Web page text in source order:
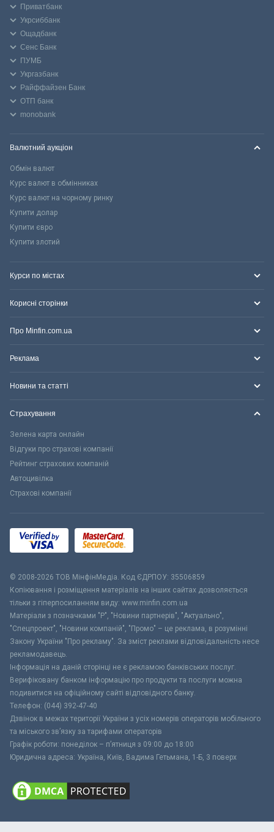
Приватбанк
Укрсиббанк
Ощадбанк
Сенс Банк
ПУМБ
Укргазбанк
Райффайзен Банк
ОТП банк
monobank
Валютний аукціон
Обмін валют
Курс валют в обмінниках
Курс валют на чорному ринку
Купити долар
Купити євро
Купити злотий
Курси по містах
Корисні сторінки
Про Minfin.com.ua
Реклама
Новини та статті
Страхування
Зелена карта онлайн
Відгуки про страхові компанії
Рейтинг страхових компаній
Автоцивілка
Страхові компанії
© 2008-2026 ТОВ МiнфiнМедiа. Код ЄДРПОУ: 35506859
Копіювання і розміщення матеріалів на інших сайтах дозволяється
тільки з гіперпосиланням виду: www.minfin.com.ua
Матеріали з позначками "Р", "Новини партнерів", "Актуально",
"Спецпроект", "Новини компаній", "Промо" – це реклама, в розумінні
Закону України "Про рекламу". За зміст реклами відповідальність несе
рекламодавець.
Інформація на даній сторінці не є рекламою банківських послуг.
Верифіковану банком інформацію про продукти та послуги можна
подивитися на офіційному сайті відповідного банку.
Телефон: (044) 392-47-40
Дзвінок в межах території України з усіх номерів операторів мобільного
та міського зв’язку за тарифами операторів
Графік роботи: понеділок – п’ятниця з 09:00 до 18:00
Юридична адреса: Україна, Київ, Вадима Гетьмана, 1-Б, 3 поверх